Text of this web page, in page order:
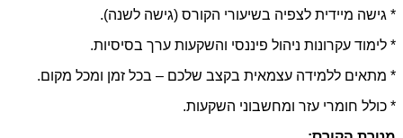
* גישה מיידית לצפיה בשיעורי הקורס (גישה לשנה).
* לימוד עקרונות ניהול פיננסי והשקעות ערך בסיסיות.
* מתאים ללמידה עצמאית בקצב שלכם – בכל זמן ומכל מקום.
* כולל חומרי עזר ומחשבוני השקעות.